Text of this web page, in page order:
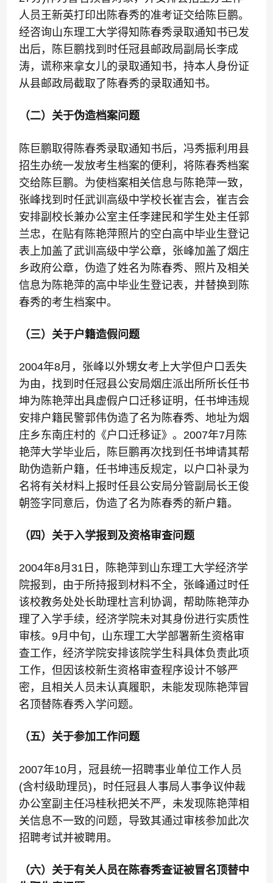
人员王新英打印出陈春秀的准考证交给陈巨鹏。
经咨询山东理工大学得知陈春秀录取通知书已发
出后，陈巨鹏找到时任冠县邮政局副局长李成
涛，谎称来拿女儿的录取通知书，持本人身份证
从县邮政局截取了陈春秀的录取通知书。
（二）关于伪造档案问题
陈巨鹏取得陈春秀录取通知书后，冯秀振利用县
招生办统一发放考生档案的便利，将陈春秀档案
交给陈巨鹏。为使档案相关信息与陈艳萍一致，
张峰找到时任武训高级中学校长崔吉会，崔吉会
安排副校长兼办公室主任李建民和学生处主任郭
兰忠，在贴有陈艳萍照片的空白高中毕业生登记
表上加盖了武训高级中学公章，张峰加盖了烟庄
乡政府公章，伪造了姓名为陈春秀、照片及相关
信息为陈艳萍的高中毕业生登记表，并替换到陈
春秀的考生档案中。
（三）关于户籍造假问题
2004年8月，张峰以外甥女考上大学但户口丢失
为由，找到时任冠县公安局烟庄派出所所长任书
坤为陈艳萍出具虚假户口迁移证明，任书坤违规
安排户籍民警郭伟伪造了名为陈春秀、地址为烟
庄乡东南庄村的《户口迁移证》。2007年7月陈
艳萍大学毕业后，陈巨鹏再次找到任书坤请其帮
助伪造新户籍，任书坤违反规定，以户口补录为
名将有关材料上报时任县公安局分管副局长王俊
朝签字同意后，伪造了名为陈春秀的新户籍。
（四）关于入学报到及资格审查问题
2004年8月31日，陈艳萍到山东理工大学经济学
院报到，由于所持报到材料不全，张峰通过时任
该校教务处处长助理杜言利协调，帮助陈艳萍办
理了入学手续，经济学院未对其身份进行实质性
审核。9月中旬，山东理工大学部署新生资格审
查工作，经济学院安排该院学生科具体负责此项
工作，但因该校新生资格审查程序设计不够严
密，且相关人员未认真履职，未能发现陈艳萍冒
名顶替陈春秀入学问题。
（五）关于参加工作问题
2007年10月，冠县统一招聘事业单位工作人员
(含村级助理员)，时任冠县人事局人事争议仲裁
办公室副主任冯桂秋把关不严，未发现陈艳萍相
关信息不一致的问题，导致其通过审核参加此次
招聘考试并被聘用。
（六）关于有关人员在陈春秀查证被冒名顶替中